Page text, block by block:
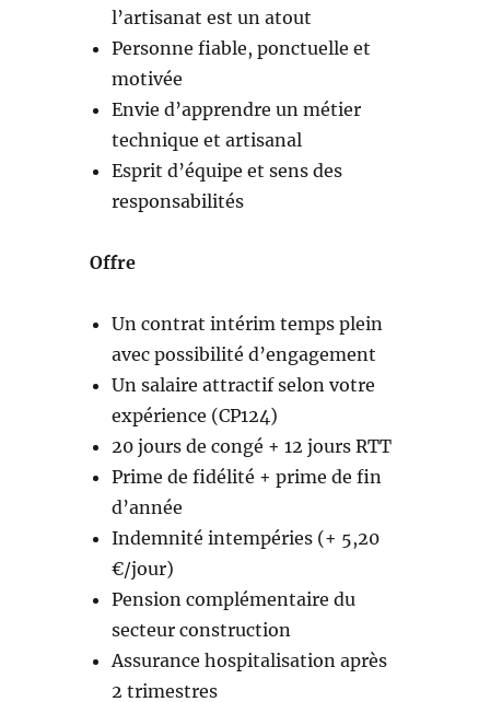
l’artisanat est un atout
Personne fiable, ponctuelle et
motivée
Envie d’apprendre un métier
technique et artisanal
Esprit d’équipe et sens des
responsabilités
Offre
Un contrat intérim temps plein
avec possibilité d’engagement
Un salaire attractif selon votre
expérience (CP124)
20 jours de congé + 12 jours RTT
Prime de fidélité + prime de fin
d’année
Indemnité intempéries (+ 5,20
€/jour)
Pension complémentaire du
secteur construction
Assurance hospitalisation après
2 trimestres